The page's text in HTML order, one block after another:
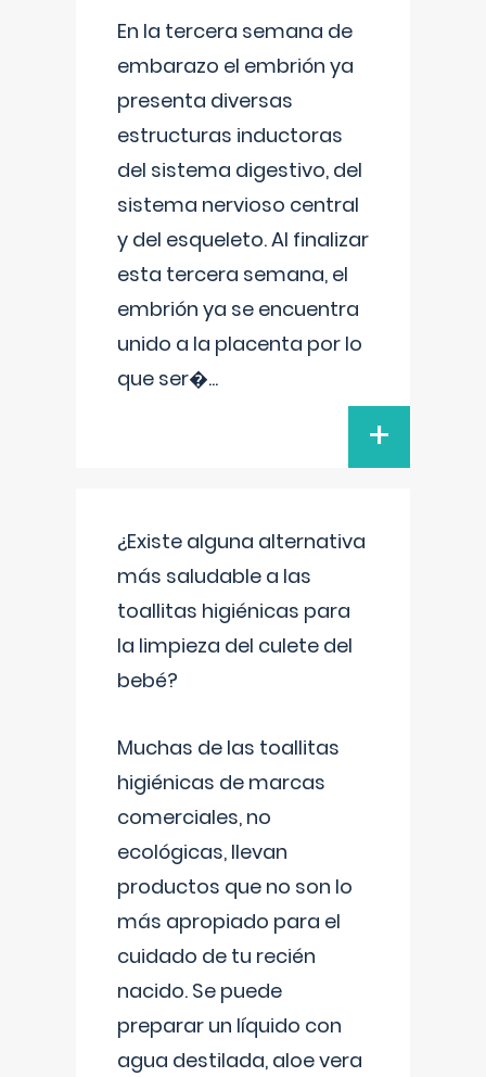
En la tercera semana de
embarazo el embrión ya
presenta diversas
estructuras inductoras
del sistema digestivo, del
sistema nervioso central
y del esqueleto. Al finalizar
esta tercera semana, el
embrión ya se encuentra
unido a la placenta por lo
que ser�...
+
¿Existe alguna alternativa
más saludable a las
toallitas higiénicas para
la limpieza del culete del
bebé?
Muchas de las toallitas
higiénicas de marcas
comerciales, no
ecológicas, llevan
productos que no son lo
más apropiado para el
cuidado de tu recién
nacido. Se puede
preparar un líquido con
agua destilada, aloe vera